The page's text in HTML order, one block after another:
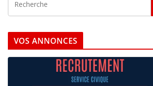
VOS ANNONCES